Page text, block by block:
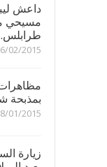
مسيحي
02/2015
بمذبحة
01/2015
زيارة